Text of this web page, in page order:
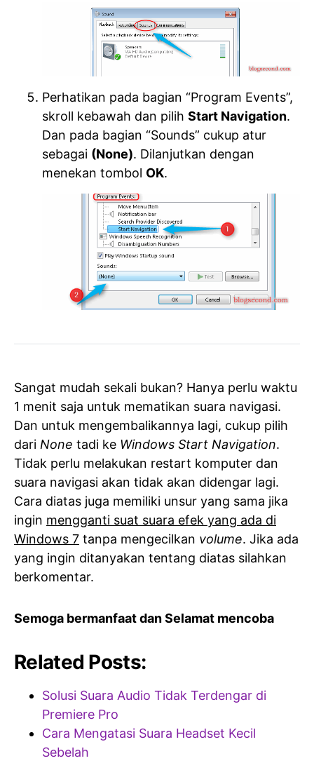
Perhatikan pada bagian “Program Events”,
skroll kebawah dan pilih Start Navigation.
Dan pada bagian “Sounds” cukup atur
sebagai (None). Dilanjutkan dengan
menekan tombol OK.
Sangat mudah sekali bukan? Hanya perlu waktu
1 menit saja untuk mematikan suara navigasi.
Dan untuk mengembalikannya lagi, cukup pilih
dari None tadi ke Windows Start Navigation.
Tidak perlu melakukan restart komputer dan
suara navigasi akan tidak akan didengar lagi.
Cara diatas juga memiliki unsur yang sama jika
ingin mengganti suat suara efek yang ada di
Windows 7 tanpa mengecilkan volume. Jika ada
yang ingin ditanyakan tentang diatas silahkan
berkomentar.
Semoga bermanfaat dan Selamat mencoba
Related Posts:
Solusi Suara Audio Tidak Terdengar di
Premiere Pro
Cara Mengatasi Suara Headset Kecil
Sebelah